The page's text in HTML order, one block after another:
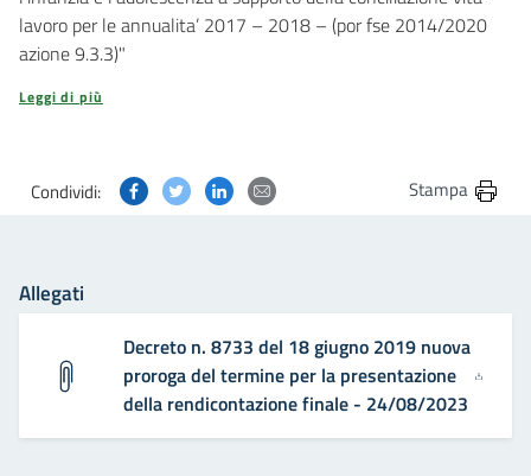
lavoro per le annualita’ 2017 – 2018 – (por fse 2014/2020
azione 9.3.3)"
Leggi di più
Condividi: Condividi questa pagina su Facebook
Condividi questa pagina su Twitter
Condividi questa pagina su Linkedin
Condividi questa pagina via
Stampa
Allegati
Decreto n. 8733 del 18 giugno 2019 nuova
proroga del termine per la presentazione
della rendicontazione finale - 24/08/2023